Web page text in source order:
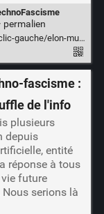
permalien
et-doge-2-2-votez-grok
fascisme :
de l'info
plusieurs
depuis
entité
réponse à tous
future
serions là